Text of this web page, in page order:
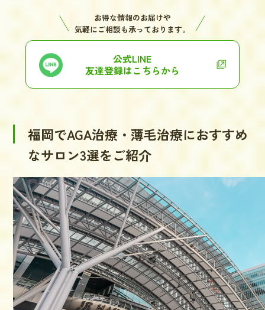
お得な情報のお届けや
気軽にご相談も承っております。
公式LINE
友達登録はこちらから
福岡でAGA治療・薄毛治療におすすめ
なサロン3選をご紹介